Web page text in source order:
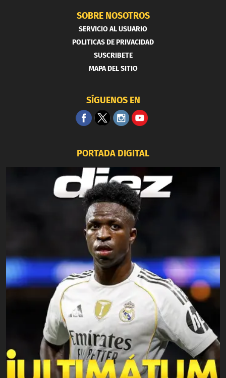
SOBRE NOSOTROS
SERVICIO AL USUARIO
POLITICAS DE PRIVACIDAD
SUSCRIBETE
MAPA DEL SITIO
SÍGUENOS EN
PORTADA DIGITAL